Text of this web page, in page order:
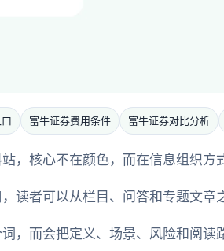
富牛证券费用条件 富牛证券对比分析
，核心不在颜色，而在信息组织方
读者可以从栏目、问答和专题文章
，而会把定义、场景、风险和阅读